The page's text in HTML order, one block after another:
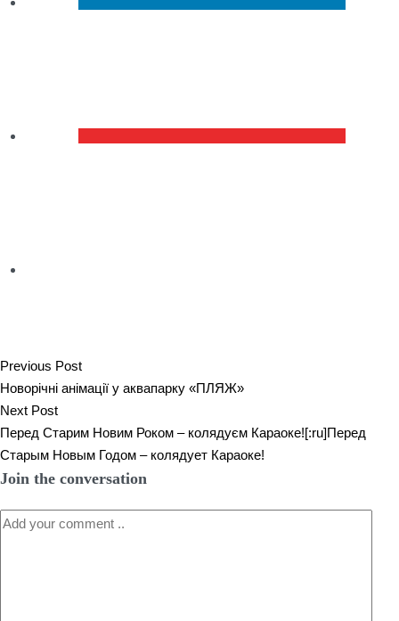
Previous Post
Новорічні анімації у аквапарку «ПЛЯЖ»
Next Post
Перед Старим Новим Роком – колядуєм Караоке![:ru]Перед
Старым Новым Годом – колядует Караоке!
Join the conversation